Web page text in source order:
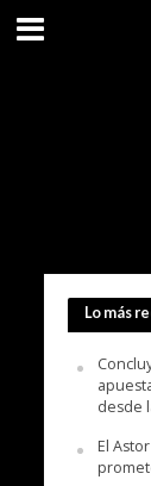
Lo más
desde
El